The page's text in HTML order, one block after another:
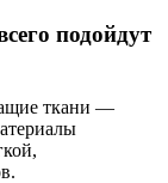
подойдут
ткани —